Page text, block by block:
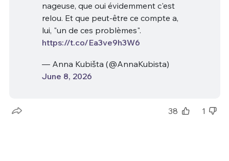
nageuse, que oui évidemment c'est
relou. Et que peut-être ce compte a,
lui, "un de ces problèmes".
https://t.co/Ea3ve9h3W6
— Anna Kubišta (@AnnaKubista)
June 8, 2026
38 1